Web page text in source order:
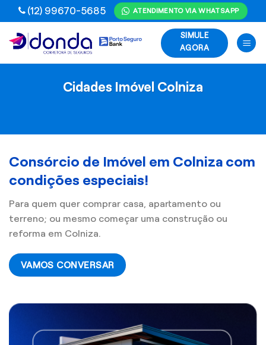
Skip
to
content
(12) 99670-5685 ATENDIMENTO VIA WHATSAPP
SIMULE
AGORA
Cidades Imóvel Colniza
Consórcio de Imóvel em Colniza com
condições especiais!
Para quem quer comprar casa, apartamento ou
terreno; ou mesmo começar uma construção ou
reforma em Colniza.
VAMOS CONVERSAR